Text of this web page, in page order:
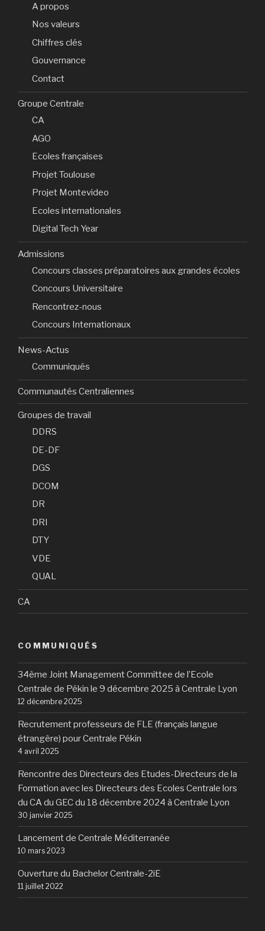
A propos
Nos valeurs
Chiffres clés
Gouvernance
Contact
Groupe Centrale
CA
AGO
Ecoles françaises
Projet Toulouse
Projet Montevideo
Ecoles internationales
Digital Tech Year
Admissions
Concours classes préparatoires aux grandes écoles
Concours Universitaire
Rencontrez-nous
Concours Internationaux
News-Actus
Communiqués
Communautés Centraliennes
Groupes de travail
DDRS
DE-DF
DGS
DCOM
DR
DRI
DTY
VDE
QUAL
CA
COMMUNIQUÉS
34ème Joint Management Committee de l’Ecole
Centrale de Pékin le 9 décembre 2025 à Centrale Lyon
12 décembre 2025
Recrutement professeurs de FLE (français langue
étrangère) pour Centrale Pékin
4 avril 2025
Rencontre des Directeurs des Etudes-Directeurs de la
Formation avec les Directeurs des Ecoles Centrale lors
du CA du GEC du 18 décembre 2024 à Centrale Lyon
30 janvier 2025
Lancement de Centrale Méditerranée
10 mars 2023
Ouverture du Bachelor Centrale-2iE
11 juillet 2022